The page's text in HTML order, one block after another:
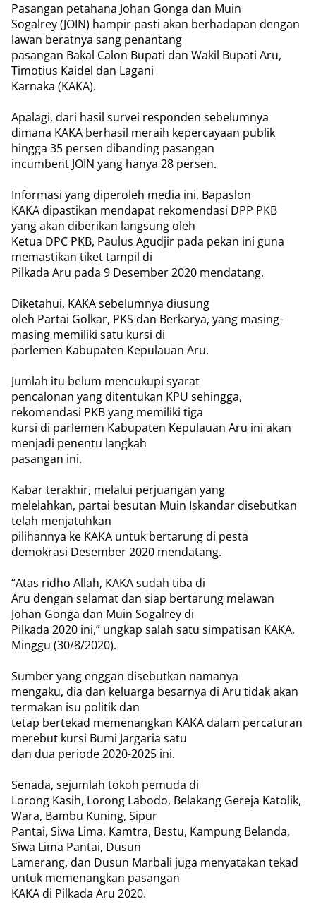
Pasangan petahana Johan Gonga dan Muin
Sogalrey (JOIN) hampir pasti akan berhadapan dengan
lawan beratnya sang penantang
pasangan Bakal Calon Bupati dan Wakil Bupati Aru,
Timotius Kaidel dan Lagani
Karnaka (KAKA).
Apalagi, dari hasil survei responden sebelumnya
dimana KAKA berhasil meraih kepercayaan publik
hingga 35 persen dibanding pasangan
incumbent JOIN yang hanya 28 persen.
Informasi yang diperoleh media ini, Bapaslon
KAKA dipastikan mendapat rekomendasi DPP PKB
yang akan diberikan langsung oleh
Ketua DPC PKB, Paulus Agudjir pada pekan ini guna
memastikan tiket tampil di
Pilkada Aru pada 9 Desember 2020 mendatang.
Diketahui, KAKA sebelumnya diusung
oleh Partai Golkar, PKS dan Berkarya, yang masing-
masing memiliki satu kursi di
parlemen Kabupaten Kepulauan Aru.
Jumlah itu belum mencukupi syarat
pencalonan yang ditentukan KPU sehingga,
rekomendasi PKB yang memiliki tiga
kursi di parlemen Kabupaten Kepulauan Aru ini akan
menjadi penentu langkah
pasangan ini.
Kabar terakhir, melalui perjuangan yang
melelahkan, partai besutan Muin Iskandar disebutkan
telah menjatuhkan
pilihannya ke KAKA untuk bertarung di pesta
demokrasi Desember 2020 mendatang.
“Atas ridho Allah, KAKA sudah tiba di
Aru dengan selamat dan siap bertarung melawan
Johan Gonga dan Muin Sogalrey di
Pilkada 2020 ini,” ungkap salah satu simpatisan KAKA,
Minggu (30/8/2020).
Sumber yang enggan disebutkan namanya
mengaku, dia dan keluarga besarnya di Aru tidak akan
termakan isu politik dan
tetap bertekad memenangkan KAKA dalam percaturan
merebut kursi Bumi Jargaria satu
dan dua periode 2020-2025 ini.
Senada, sejumlah tokoh pemuda di
Lorong Kasih, Lorong Labodo, Belakang Gereja Katolik,
Wara, Bambu Kuning, Sipur
Pantai, Siwa Lima, Kamtra, Bestu, Kampung Belanda,
Siwa Lima Pantai, Dusun
Lamerang, dan Dusun Marbali juga menyatakan tekad
untuk memenangkan pasangan
KAKA di Pilkada Aru 2020.